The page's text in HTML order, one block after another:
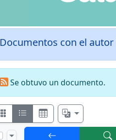
Documentos con el autor
Se obtuvo un documento.